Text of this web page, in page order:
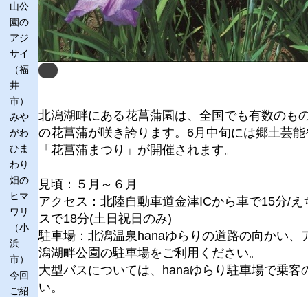
山公
園の
アジ
サイ
（福
井
市）
みや
がわ
ひま
わり
畑の
ヒマ
ワリ
（小
浜
市）
今回
ご紹
Next
北潟湖畔にある花菖蒲園は、全国でも有数のも
の花菖蒲が咲き誇ります。6月中旬には郷土芸
「花菖蒲まつり」が開催されます。
見頃：５月～６月
アクセス：北陸自動車道金津ICから車で15分/
スで18分(土日祝日のみ)
駐車場：北潟温泉hanaゆらりの道路の向かい
潟湖畔公園の駐車場をご利用ください。
大型バスについては、hanaゆらり駐車場で乗
い。